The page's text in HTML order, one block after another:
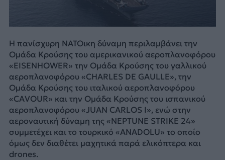
Η πανίσχυρη ΝΑΤΟικη δύναμη περιλαμβάνει την
Ομάδα Κρούσης του αμερικανικού αεροπλανοφόρου
«EISENHOWER» την Ομάδα Κρούσης του γαλλικού
αεροπλανοφόρου «CHARLES DE GAULLE», την
Ομάδα Κρούσης του ιταλικού αεροπλανοφόρου
«CAVOUR» και την Ομάδα Κρούσης του ισπανικού
αεροπλανοφόρου «JUAN CARLOS I», ενώ στην
αεροναυτική δύναμη της «NEPTUNE STRIKE 24»
συμμετέχει και το τουρκικό «ANADOLU» το οποίο
όμως δεν διαθέτει μαχητικά παρά ελικόπτερα και
drones.